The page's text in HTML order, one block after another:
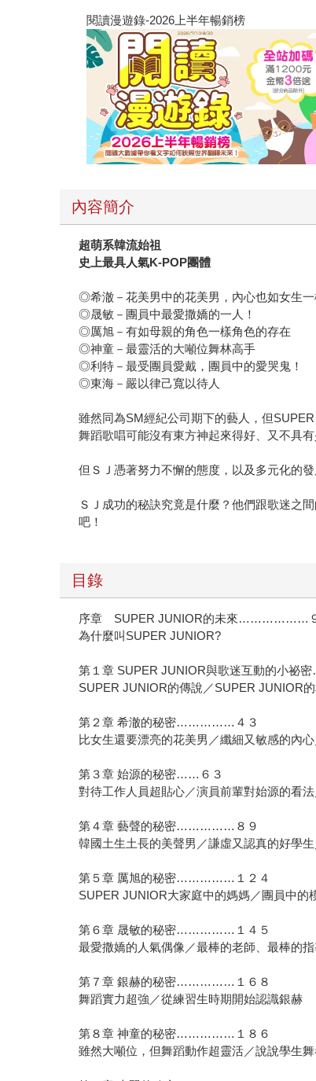
閱讀漫遊錄-2026上半年暢銷榜
內容簡介
超萌系韓流始祖
史上最具人氣K-POP團體
◎希澈－花美男中的花美男，內心也如女生
◎晟敏－團員中最愛撒嬌的一人！
◎厲旭－有如母親的角色一樣角色的存在
◎神童－最靈活的大噸位舞林高手
◎利特－最受團員愛戴，團員中的愛哭鬼！
◎東海－嚴以律己寬以待人
雖然同為SM經紀公司期下的藝人，但
舞蹈歌唱可能沒有東方神起來得好、又不具
但ＳＪ憑著努力不懈的態度，以及多元化的
ＳＪ成功的秘訣究竟是什麼？他們跟歌迷之
吧！
目錄
序章 SUPER JUNIOR的未來………………
為什麼叫SUPER JUNIOR?
第１章 SUPER JUNIOR與歌迷互動的小
SUPER JUNIOR的傳說／SUPER JUNIOR
第２章 希澈的秘密……………４３
比女生還要漂亮的花美男／纖細又敏感的內
第３章 始源的秘密……６３
對待工作人員超貼心／演員前輩對始源的看
第４章 藝聲的秘密……………８９
韓國土生土長的美聲男／謙虛又認真的好學
第５章 厲旭的秘密……………１２４
SUPER JUNIOR大家庭中的媽媽／團員中的
第６章 晟敏的秘密……………１４５
最愛撒嬌的人氣偶像／最棒的老師、最棒的
第７章 銀赫的秘密……………１６８
舞蹈實力超強／從練習生時期開始認識銀赫
第８章 神童的秘密……………１８６
雖然大噸位，但舞蹈動作超靈活／說說學生